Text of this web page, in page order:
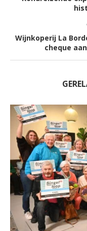
Wijnkoperij La
cheque